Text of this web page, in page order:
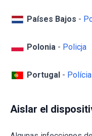
Países Bajos -
Polonia - Policja
Portugal -
Aislar el